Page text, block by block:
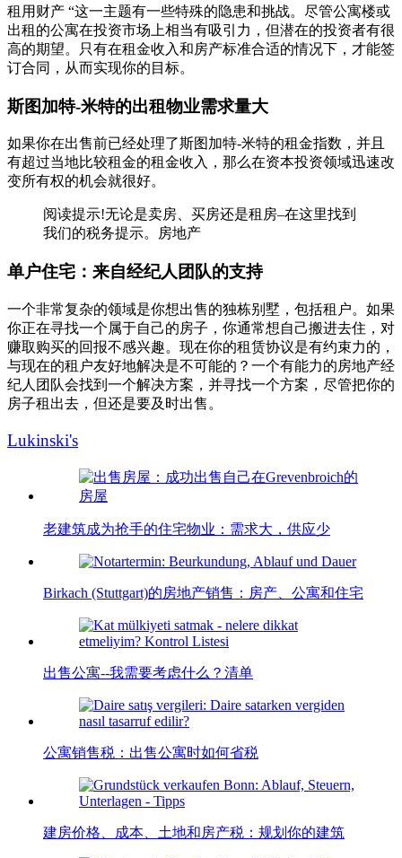
租用财产 “这一主题有一些特殊的隐患和挑战。尽管公寓楼或
出租的公寓在投资市场上相当有吸引力，但潜在的投资者有很
高的期望。只有在租金收入和房产标准合适的情况下，才能签
订合同，从而实现你的目标。
斯图加特-米特的出租物业需求量大
如果你在出售前已经处理了斯图加特-米特的租金指数，并且
有超过当地比较租金的租金收入，那么在资本投资领域迅速改
变所有权的机会就很好。
阅读提示!无论是卖房、买房还是租房–在这里找到
我们的税务提示。房地产
单户住宅：来自经纪人团队的支持
一个非常复杂的领域是你想出售的独栋别墅，包括租户。如果
你正在寻找一个属于自己的房子，你通常想自己搬进去住，对
赚取购买的回报不感兴趣。现在你的租赁协议是有约束力的，
与现在的租户友好地解决是不可能的？一个有能力的房地产经
纪人团队会找到一个解决方案，并寻找一个方案，尽管把你的
房子租出去，但还是要及时出售。
Lukinski's
老建筑成为抢手的住宅物业：需求大，供应少
Birkach (Stuttgart)的房地产销售：房产、公寓和住宅
出售公寓--我需要考虑什么？清单
公寓销售税：出售公寓时如何省税
建房价格、成本、土地和房产税：规划你的建筑